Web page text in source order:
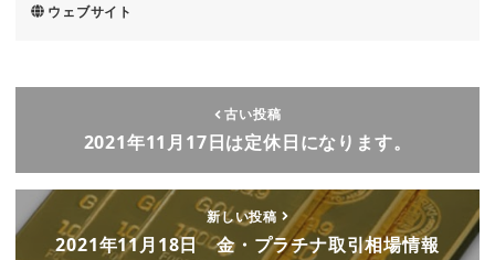
ウェブサイト
古い投稿
2021年11月17日は定休日になります。
新しい投稿
2021年11月18日 金・プラチナ取引相場情報